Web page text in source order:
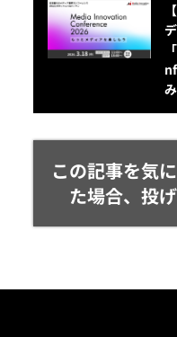
この記事を気
た場合、投